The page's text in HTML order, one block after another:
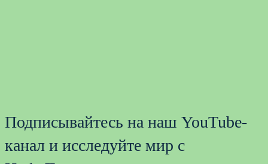
Подписывайтесь на наш YouTube-
канал и исследуйте мир с